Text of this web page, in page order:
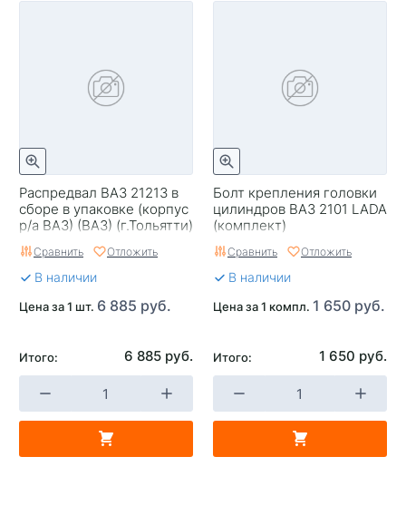
Распредвал ВАЗ 21213 в
сборе в упаковке (корпус
р/а ВАЗ) (ВАЗ) (г.Тольятти)
Сравнить Отложить
В наличии
Цена за 1 шт. 6 885 руб.
Итого: 6 885 руб.
Болт крепления головки
цилиндров ВАЗ 2101 LADA
(комплект)
Сравнить Отложить
В наличии
Цена за 1 компл. 1 650 руб.
Итого: 1 650 руб.